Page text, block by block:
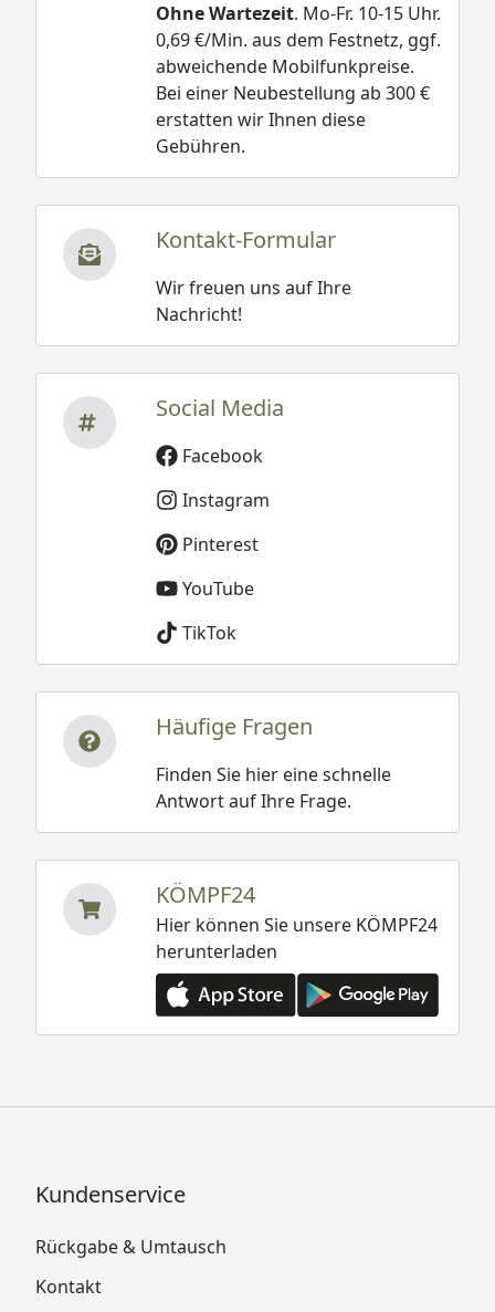
Ohne Wartezeit. Mo-Fr. 10-15 Uhr.
0,69 €/Min. aus dem Festnetz, ggf.
abweichende Mobilfunkpreise.
Bei einer Neubestellung ab 300 €
erstatten wir Ihnen diese
Gebühren.
Kontakt-Formular
Wir freuen uns auf Ihre
Nachricht!
Social Media
Facebook
Instagram
Pinterest
YouTube
TikTok
Häufige Fragen
Finden Sie hier eine schnelle
Antwort auf Ihre Frage.
KÖMPF24
Hier können Sie unsere KÖMPF24
herunterladen
Kundenservice
Rückgabe & Umtausch
Kontakt